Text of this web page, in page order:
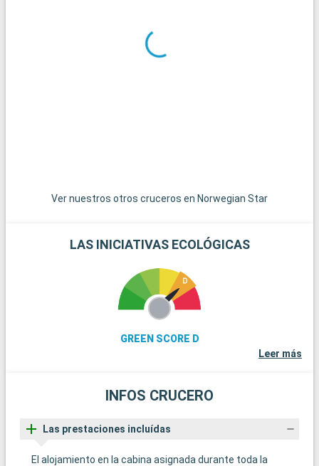
Ver nuestros otros cruceros en Norwegian Star
LAS INICIATIVAS ECOLÓGICAS
GREEN SCORE D
Leer más
INFOS CRUCERO
Las prestaciones incluídas
El alojamiento en la cabina asignada durante toda la